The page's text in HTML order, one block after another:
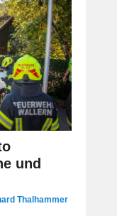
und
Thalhammer